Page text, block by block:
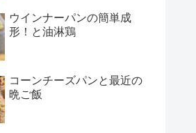
ウインナーパンの簡単成
形！と油淋鶏
コーンチーズパンと最近の
晩ご飯